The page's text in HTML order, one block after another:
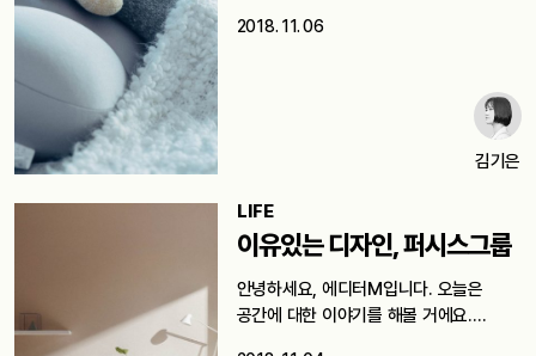
2018. 11. 06
김기은
LIFE
이유있는 디자인, 퍼시스그룹
안녕하세요, 에디터M입니다. 오늘은
공간에 대한 이야기를 해볼 거에요.